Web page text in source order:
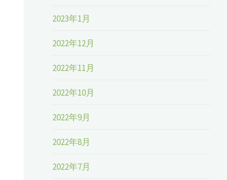
2023年1月
2022年12月
2022年11月
2022年10月
2022年9月
2022年8月
2022年7月